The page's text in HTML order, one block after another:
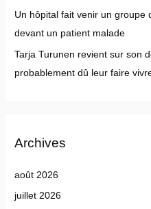
Un hôpital fait venir un groupe
devant un patient malade
Tarja Turunen revient sur son
probablement dû leur faire
Archives
août 2026
juillet 2026